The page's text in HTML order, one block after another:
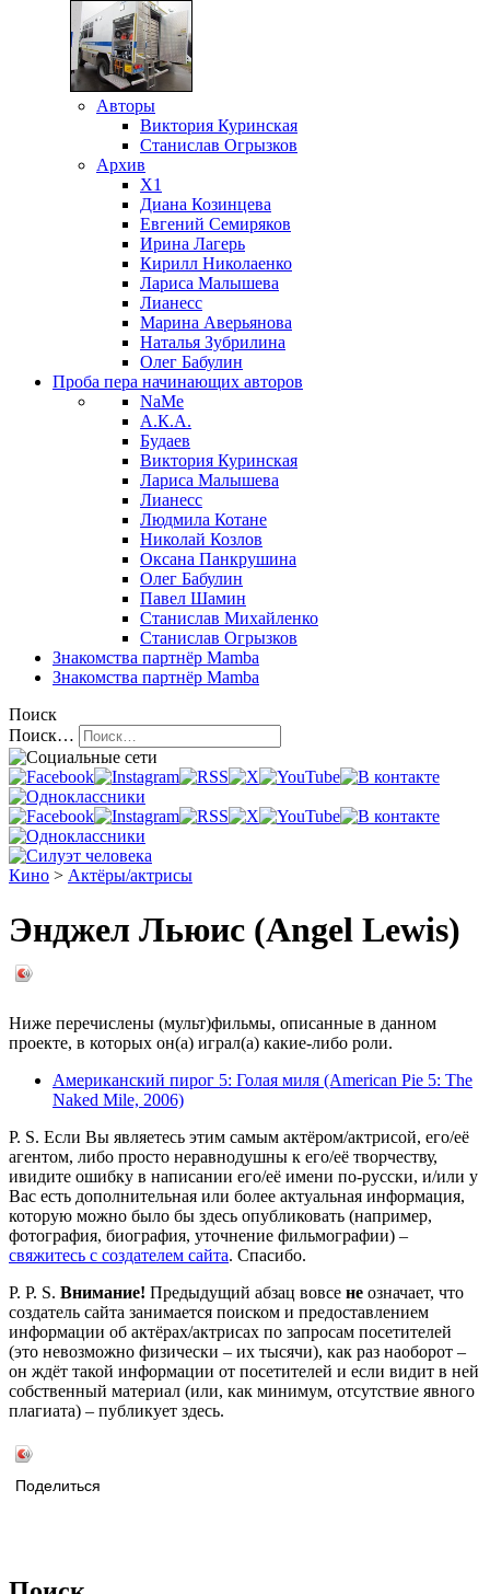
Авторы
Виктория Куринская
Станислав Огрызков
Архив
X1
Диана Козинцева
Евгений Семиряков
Ирина Лагерь
Кирилл Николаенко
Лариса Малышева
Лианесс
Марина Аверьянова
Наталья Зубрилина
Олег Бабулин
Проба пера начинающих авторов
NaMe
А.К.А.
Будаев
Виктория Куринская
Лариса Малышева
Лианесс
Людмила Котане
Николай Козлов
Оксана Панкрушина
Олег Бабулин
Павел Шамин
Станислав Михайленко
Станислав Огрызков
Знакомства партнёр Mamba
Знакомства партнёр Mamba
Поиск
Поиск…
Кино > Актёры/актрисы
Энджел Льюис (Angel Lewis)
Ниже перечислены (мульт)фильмы, описанные в данном
проекте, в которых он(а) играл(а) какие-либо роли.
Американский пирог 5: Голая миля (American Pie 5: The
Naked Mile, 2006)
P. S. Если Вы являетесь этим самым актёром/актрисой, его/её
агентом, либо просто неравнодушны к его/её творчеству,
ивидите ошибку в написании его/её имени по-русски, и/или у
Вас есть дополнительная или более актуальная информация,
которую можно было бы здесь опубликовать (например,
фотография, биография, уточнение фильмографии) –
свяжитесь с создателем сайта. Спасибо.
P. P. S. Внимание! Предыдущий абзац вовсе не означает, что
создатель сайта занимается поиском и предоставлением
информации об актёрах/актрисах по запросам посетителей
(это невозможно физически – их тысячи), как раз наоборот –
он ждёт такой информации от посетителей и если видит в ней
собственный материал (или, как минимум, отсутствие явного
плагиата) – публикует здесь.
Поделиться